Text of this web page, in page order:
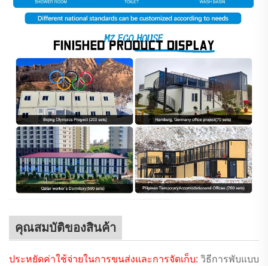
คุณสมบัติของสินค้า
ประหยัดค่าใช้จ่ายในการขนส่งและการจัดเก็บ: วิธีการพับแบบ